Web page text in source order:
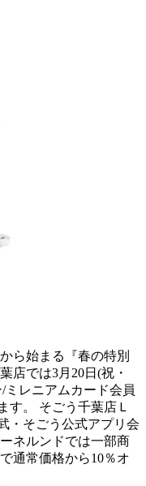
ら始まる『春の特別
店では3月20日(祝・
ミレニアムカード会員
す。 そごう千葉店Ｌ
・そごう公式アプリ会
ネルンドでは一部商
通常価格から10％オ